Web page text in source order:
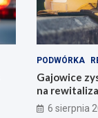
PODWÓRKA
Gajowice
na
6 sierpnia